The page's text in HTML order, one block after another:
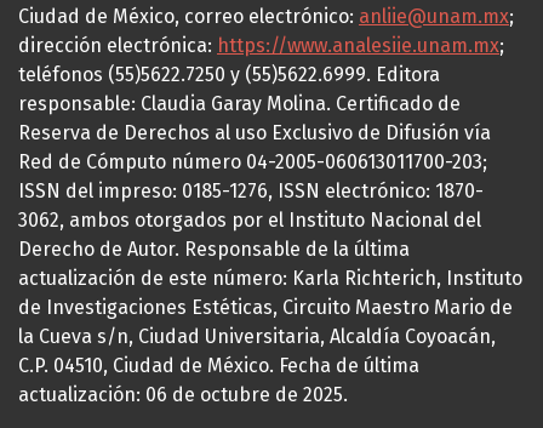
Ciudad de México, correo electrónico: anliie@unam.mx;
dirección electrónica: https://www.analesiie.unam.mx;
teléfonos (55)5622.7250 y (55)5622.6999. Editora
responsable: Claudia Garay Molina. Certificado de
Reserva de Derechos al uso Exclusivo de Difusión vía
Red de Cómputo número 04-2005-060613011700-203;
ISSN del impreso: 0185-1276, ISSN electrónico: 1870-
3062, ambos otorgados por el Instituto Nacional del
Derecho de Autor. Responsable de la última
actualización de este número: Karla Richterich, Instituto
de Investigaciones Estéticas, Circuito Maestro Mario de
la Cueva s/n, Ciudad Universitaria, Alcaldía Coyoacán,
C.P. 04510, Ciudad de México. Fecha de última
actualización: 06 de octubre de 2025.